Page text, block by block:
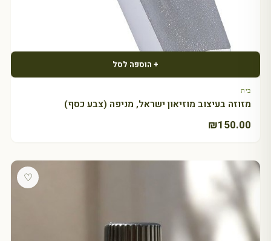
+ הוספה לסל
בית
מזוזה בעיצוב מוזיאון ישראל, מניפה (צבע כסף)
₪150.00
♡